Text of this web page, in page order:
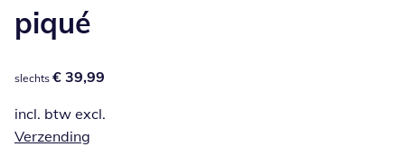
piqué
€ 39,99
slechts € 39,99
incl. btw excl.
Verzending